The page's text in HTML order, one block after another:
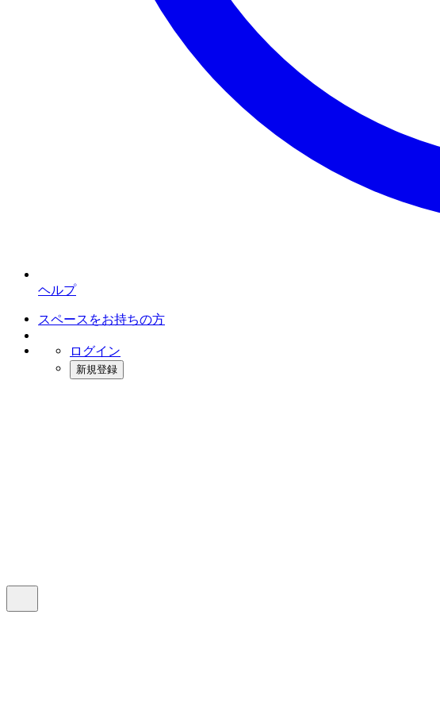
ヘルプ
スペースをお持ちの方
ログイン
新規登録